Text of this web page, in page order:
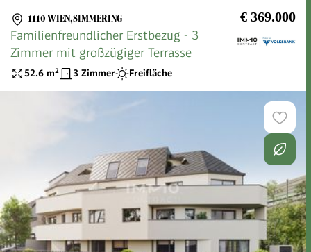
1110 WIEN,SIMMERING € 369.000
Familienfreundlicher Erstbezug - 3
Zimmer mit großzügiger Terrasse
52.6 m² 3 Zimmer Freifläche